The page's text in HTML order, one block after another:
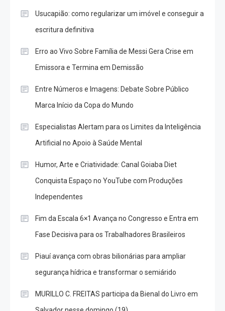
Usucapião: como regularizar um imóvel e conseguir a
escritura definitiva
Erro ao Vivo Sobre Família de Messi Gera Crise em
Emissora e Termina em Demissão
Entre Números e Imagens: Debate Sobre Público
Marca Início da Copa do Mundo
Especialistas Alertam para os Limites da Inteligência
Artificial no Apoio à Saúde Mental
Humor, Arte e Criatividade: Canal Goiaba Diet
Conquista Espaço no YouTube com Produções
Independentes
Fim da Escala 6×1 Avança no Congresso e Entra em
Fase Decisiva para os Trabalhadores Brasileiros
Piauí avança com obras bilionárias para ampliar
segurança hídrica e transformar o semiárido
MURILLO C. FREITAS participa da Bienal do Livro em